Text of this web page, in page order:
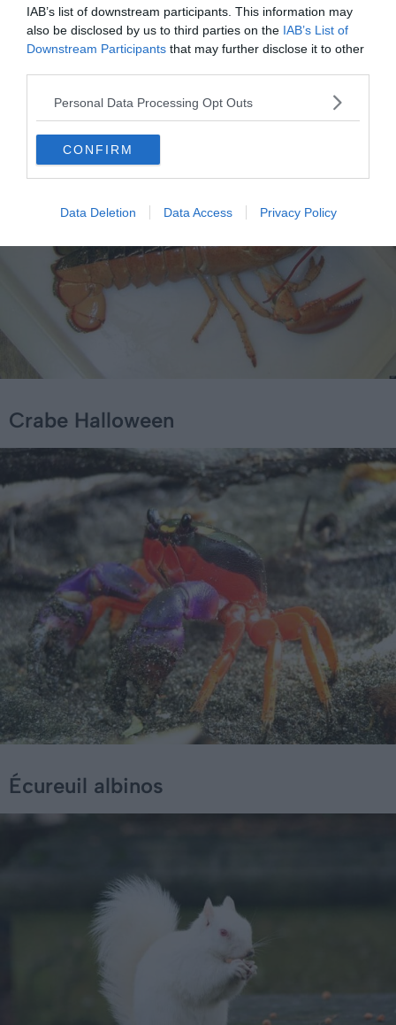
IAB’s list of downstream participants. This information may
also be disclosed by us to third parties on the IAB’s List of
Downstream Participants that may further disclose it to other
Personal Data Processing Opt Outs
CONFIRM
Data Deletion Data Access Privacy Policy
Crabe Halloween
Écureuil albinos